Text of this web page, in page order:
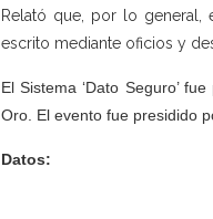
Relató que, por lo general,
escrito mediante oficios y
El Sistema ‘Dato Seguro’
Oro. El evento fue presidido
Datos: